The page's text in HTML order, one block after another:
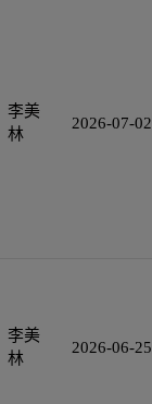
李美
林
2026-07-02
李美
林
2026-06-25